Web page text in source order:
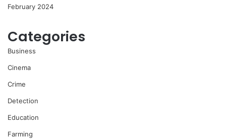
February 2024
Categories
Business
Cinema
Crime
Detection
Education
Farming